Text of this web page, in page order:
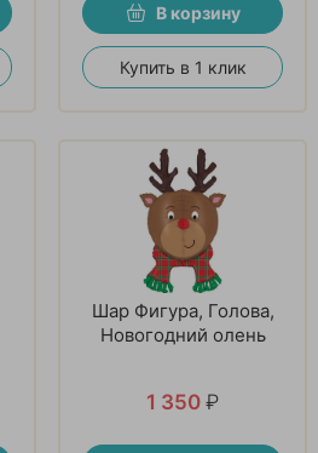
В корзину
Купить в 1 клик
Шар Фигура, Голова,
Новогодний олень
1 350 ₽